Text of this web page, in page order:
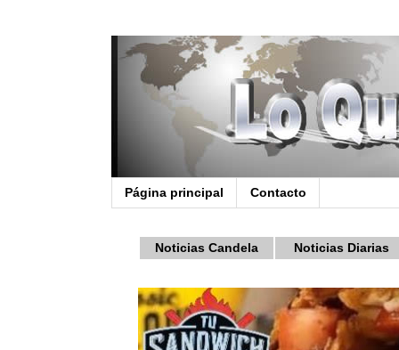
Página principal Contacto
Noticias Candela Noticias Diarias